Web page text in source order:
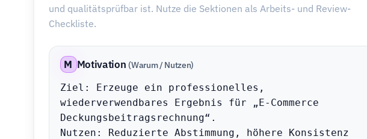
und qualitätsprüfbar ist. Nutze die Sektionen als Arbeits- und Review-
Checkliste.
M Motivation (Warum / Nutzen)
Ziel: Erzeuge ein professionelles,
wiederverwendbares Ergebnis für „E-Commerce
Deckungsbeitragsrechnung“.
Nutzen: Reduzierte Abstimmung, höhere Konsistenz